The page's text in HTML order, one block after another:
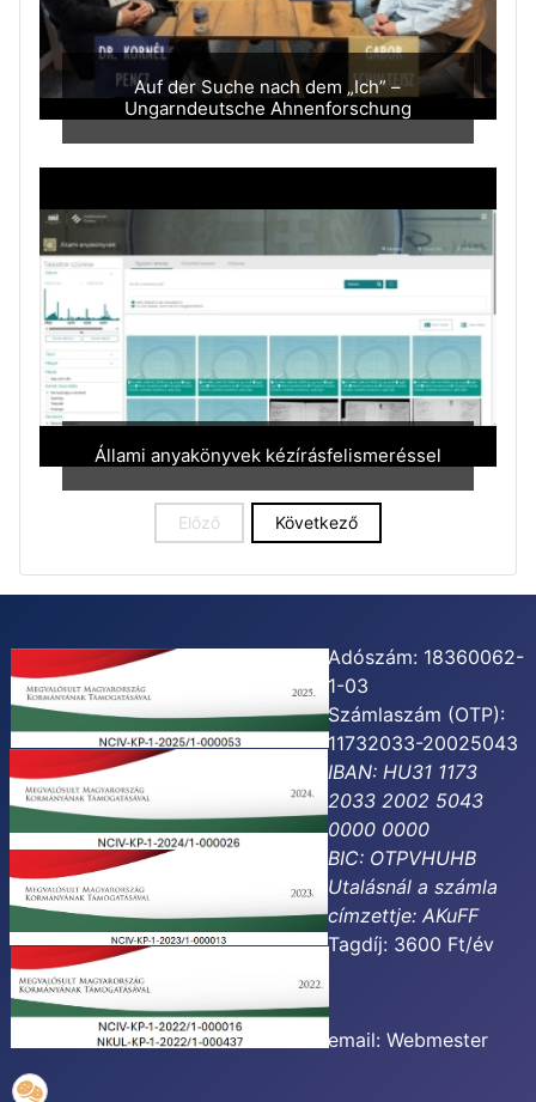
Auf der Suche nach dem „Ich” –
Ungarndeutsche Ahnenforschung
Állami anyakönyvek kézírásfelismeréssel
Előző Következő
Adószám: 18360062-
1-03
Számlaszám (OTP):
11732033-20025043
IBAN: HU31 1173
2033 2002 5043
0000 0000
BIC: OTPVHUHB
Utalásnál a számla
címzettje:AKuFF
Tagdíj: 3600 Ft/év
email:Webmester